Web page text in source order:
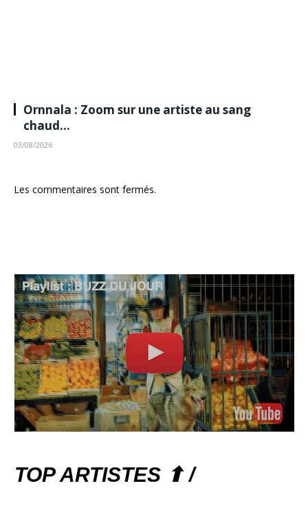
Ornnala : Zoom sur une artiste au sang
chaud…
03/08/2026
Les commentaires sont fermés.
TOP ARTISTES ⬆ /